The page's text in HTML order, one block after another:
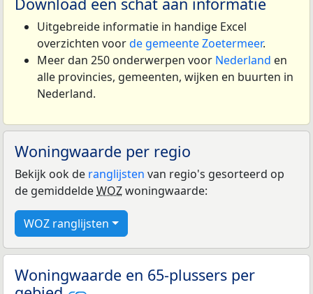
Uitgebreide informatie in handige Excel
overzichten voorde gemeente Zoetermeer.
Meer dan 250 onderwerpen voor Nederland en
alle provincies, gemeenten, wijken en buurten in
Nederland.
Woningwaarde per regio
Bekijk ook de ranglijsten van regio's gesorteerd op
de gemiddeldeWOZwoningwaarde:
WOZ ranglijsten
Woningwaarde en 65-plussers per